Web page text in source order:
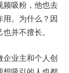
频吸粉，他也去
。为什么？因
并不擅长。
业主和个人创